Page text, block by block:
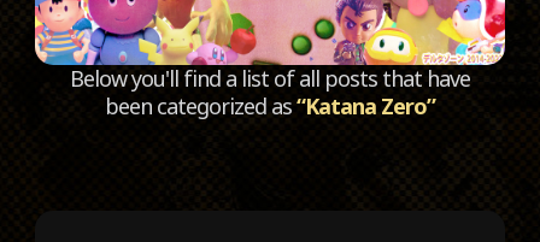
Below you'll find a list of all posts that have
been categorized as“Katana Zero”